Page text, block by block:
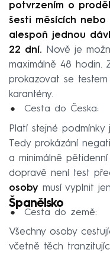
potvrzením o
šesti měsících
alespoň jednou
22 dní.
Nově je
maximálně 48 hodin.
prokazovat se
karantény.
Cesta do Česka:
Platí stejné podmínky
Tedy prokázání
a minimálně
dopravě není test
osoby musí vyplnit jen
Španělsko
Cesta do země:
Všechny osoby
včetně těch